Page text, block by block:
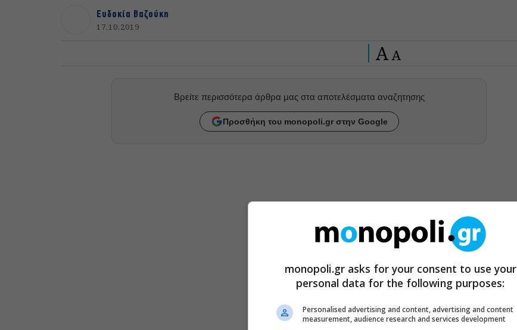
Ευδοκία Βαζούκη
17.10.2019
A A
Βρείτε περισσότερα άρθρα μας στα αποτελέσματα αναζητησης
Προσθήκη του monopoli.gr στην Google
monopoli.gr asks for your consent to use your
personal data for the following purposes:
Personalised advertising and content, advertising and content
measurement, audience research and services development